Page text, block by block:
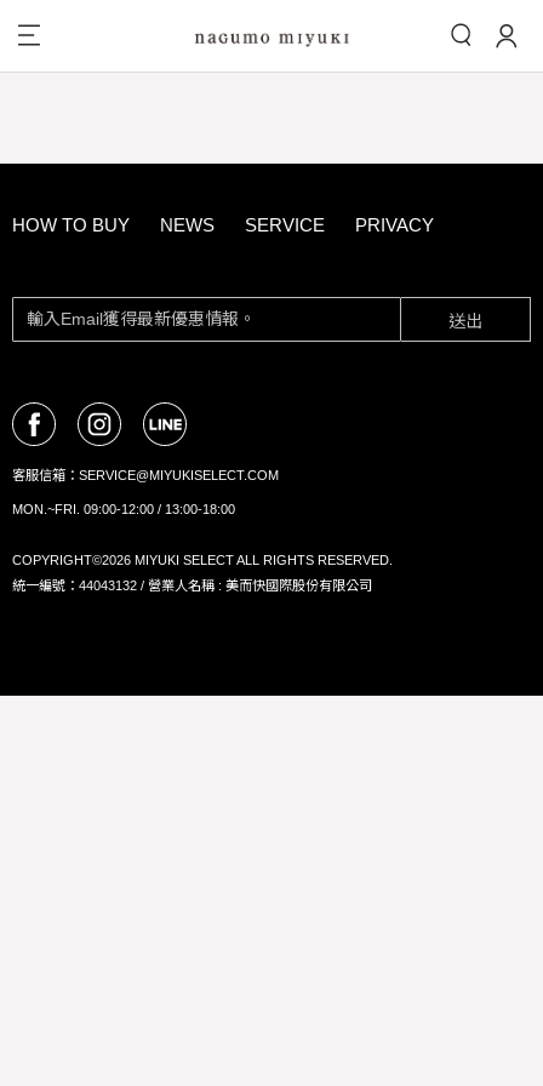
HOW TO BUY NEWS SERVICE PRIVACY
送出
客服信箱： SERVICE@MIYUKISELECT.COM
MON.~FRI. 09:00-12:00 / 13:00-18:00
COPYRIGHT©2026 MIYUKI SELECT ALL RIGHTS RESERVED.
統一編號：44043132 / 營業人名稱 : 美而快國際股份有限公司